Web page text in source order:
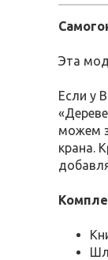
Эта
Если у
можем
крана.